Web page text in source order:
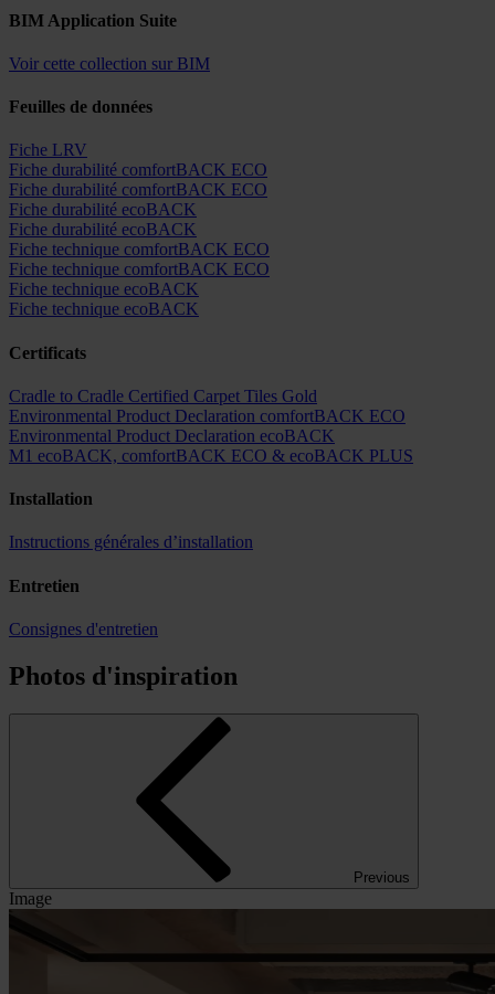
BIM Application Suite
Voir cette collection sur BIM
Feuilles de données
Fiche LRV
Fiche durabilité comfortBACK ECO
Fiche durabilité comfortBACK ECO
Fiche durabilité ecoBACK
Fiche durabilité ecoBACK
Fiche technique comfortBACK ECO
Fiche technique comfortBACK ECO
Fiche technique ecoBACK
Fiche technique ecoBACK
Certificats
Cradle to Cradle Certified Carpet Tiles Gold
Environmental Product Declaration comfortBACK ECO
Environmental Product Declaration ecoBACK
M1 ecoBACK, comfortBACK ECO & ecoBACK PLUS
Installation
Instructions générales d’installation
Entretien
Consignes d'entretien
Photos d'inspiration
Previous
Image